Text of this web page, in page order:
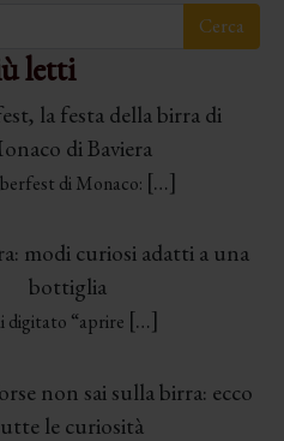
letti
la festa della birra di
di Baviera
di Monaco: […]
modi curiosi adatti a una
bottiglia
digitato “aprire […]
non sai sulla birra: ecco
le curiosità